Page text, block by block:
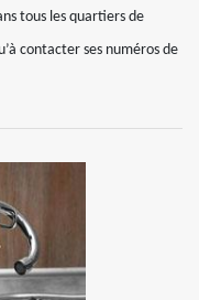
tous les quartiers de
contacter ses numéros de